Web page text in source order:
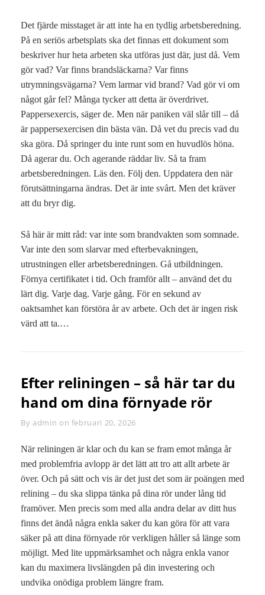
Det fjärde misstaget är att inte ha en tydlig arbetsberedning.
På en seriös arbetsplats ska det finnas ett dokument som
beskriver hur heta arbeten ska utföras just där, just då. Vem
gör vad? Var finns brandsläckarna? Var finns
utrymningsvägarna? Vem larmar vid brand? Vad gör vi om
något går fel? Många tycker att detta är överdrivet.
Pappersexercis, säger de. Men när paniken väl slår till – då
är pappersexercisen din bästa vän. Då vet du precis vad du
ska göra. Då springer du inte runt som en huvudlös höna.
Då agerar du. Och agerande räddar liv. Så ta fram
arbetsberedningen. Läs den. Följ den. Uppdatera den när
förutsättningarna ändras. Det är inte svårt. Men det kräver
att du bryr dig.
Så här är mitt råd: var inte som brandvakten som somnade.
Var inte den som slarvar med efterbevakningen,
utrustningen eller arbetsberedningen. Gå utbildningen.
Förnya certifikatet i tid. Och framför allt – använd det du
lärt dig. Varje dag. Varje gång. För en sekund av
oaktsamhet kan förstöra år av arbete. Och det är ingen risk
värd att ta.…
Efter reliningen – så här tar du
hand om dina förnyade rör
By Byline
admin on februari 20, 2026
När reliningen är klar och du kan se fram emot många år
med problemfria avlopp är det lätt att tro att allt arbete är
över. Och på sätt och vis är det just det som är poängen med
relining – du ska slippa tänka på dina rör under lång tid
framöver. Men precis som med alla andra delar av ditt hus
finns det ändå några enkla saker du kan göra för att vara
säker på att dina förnyade rör verkligen håller så länge som
möjligt. Med lite uppmärksamhet och några enkla vanor
kan du maximera livslängden på din investering och
undvika onödiga problem längre fram.